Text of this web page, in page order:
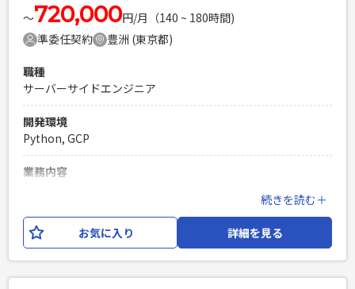
必須スキル
・1人称でユーザーとコミュニケーションをとり設計を推進で
きる方 ・Kotlinの実務経験 ・Thymeleaf経験（1年以上） ・
アーキテクチャーなどのソフトウェア設計パターンを活用した
開発経験（1年以上） ・AWSを利用した開発経験（1年以上）
PHPを用いたWebサービスの開発経験4年以上
Laravelを用いた開発経験1年以上
エンジニア複数人のチームでの開発経験
〜720,000円/月（140 ~ 180時間)
準委任契約
豊洲 (東京都)
職種
サーバーサイドエンジニア
開発環境
Python, GCP
業務内容
7,000～8,000ステップ）の実運用化プロジェクトです。 研究
段階のプログラムを実際の業務で利用できるシステムへブラ
ッシュアップするため、 設計書の作成から実装、テスト（テ
続きを読む＋
お気に入り 詳細を見る